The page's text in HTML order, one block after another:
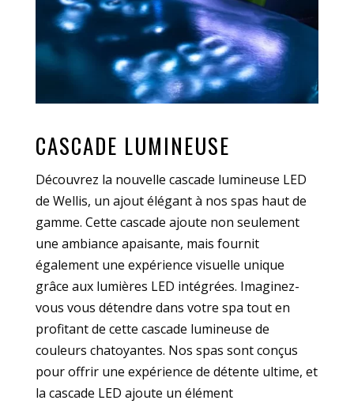
CASCADE LUMINEUSE
Découvrez la nouvelle cascade lumineuse LED
de Wellis, un ajout élégant à nos spas haut de
gamme. Cette cascade ajoute non seulement
une ambiance apaisante, mais fournit
également une expérience visuelle unique
grâce aux lumières LED intégrées. Imaginez-
vous vous détendre dans votre spa tout en
profitant de cette cascade lumineuse de
couleurs chatoyantes. Nos spas sont conçus
pour offrir une expérience de détente ultime, et
la cascade LED ajoute un élément